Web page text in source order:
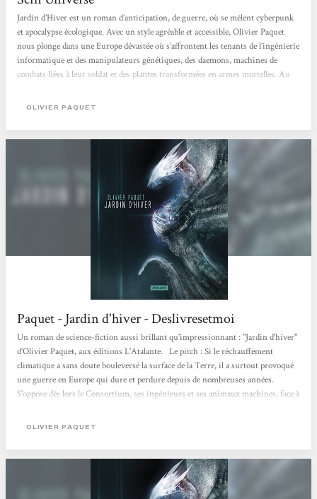
Jardin d’Hiver est un roman d’anticipation, de guerre, où se mêlent cyberpunk
et apocalypse écologique. Avec un style agréable et accessible, Olivier Paquet
nous plonge dans une Europe dévastée où s’affrontent les tenants de l’ingénierie
informatique et des manipulateurs génétiques, des daemons, machines de
combats liées à leur soldat et des plantes transformées en armes mortelles. Au
ambiance originale et des thèmes forts et trop actuels, ce roman vous
OLIVIER PAQUET
Paquet - Jardin d'hiver - Deslivresetmoi
Un roman de science-fiction aussi brillant qu'impressionnant : "Jardin d'hiver"
d'Olivier Paquet, aux éditions L'Atalante. Le pitch : Si le réchauffement
climatique a sans doute bouleversé la surface de la Terre, il a surtout provoqué
une guerre en Europe qui dure et perdure depuis de nombreuses années.
S'oppose dès lors le Consortium, ses ingénieurs et ses animaux machines, face à
contrebandiers. Parmi eux Natalia qui navigue sur la Tchaïka. Les jours se
OLIVIER PAQUET